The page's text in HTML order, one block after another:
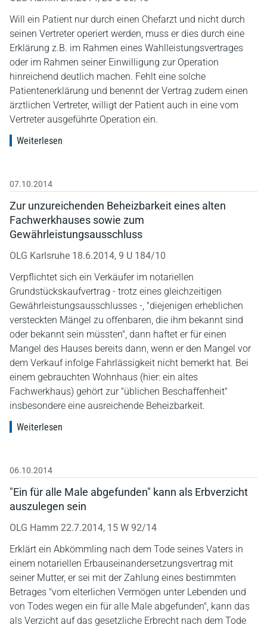
Will ein Patient nur durch einen Chefarzt und nicht durch
seinen Vertreter operiert werden, muss er dies durch eine
Erklärung z.B. im Rahmen eines Wahlleistungsvertrages
oder im Rahmen seiner Einwilligung zur Operation
hinreichend deutlich machen. Fehlt eine solche
Patientenerklärung und benennt der Vertrag zudem einen
ärztlichen Vertreter, willigt der Patient auch in eine vom
Vertreter ausgeführte Operation ein.
Weiterlesen
07.10.2014
Zur unzureichenden Beheizbarkeit eines alten
Fachwerkhauses sowie zum
Gewährleistungsausschluss
OLG Karlsruhe 18.6.2014, 9 U 184/10
Verpflichtet sich ein Verkäufer im notariellen
Grundstückskaufvertrag - trotz eines gleichzeitigen
Gewährleistungsausschlusses -, "diejenigen erheblichen
versteckten Mängel zu offenbaren, die ihm bekannt sind
oder bekannt sein müssten", dann haftet er für einen
Mangel des Hauses bereits dann, wenn er den Mangel vor
dem Verkauf infolge Fahrlässigkeit nicht bemerkt hat. Bei
einem gebrauchten Wohnhaus (hier: ein altes
Fachwerkhaus) gehört zur "üblichen Beschaffenheit"
insbesondere eine ausreichende Beheizbarkeit.
Weiterlesen
06.10.2014
"Ein für alle Male abgefunden" kann als Erbverzicht
auszulegen sein
OLG Hamm 22.7.2014, 15 W 92/14
Erklärt ein Abkömmling nach dem Tode seines Vaters in
einem notariellen Erbauseinandersetzungsvertrag mit
seiner Mutter, er sei mit der Zahlung eines bestimmten
Betrages "vom elterlichen Vermögen unter Lebenden und
von Todes wegen ein für alle Male abgefunden", kann das
als Verzicht auf das gesetzliche Erbrecht nach dem Tode